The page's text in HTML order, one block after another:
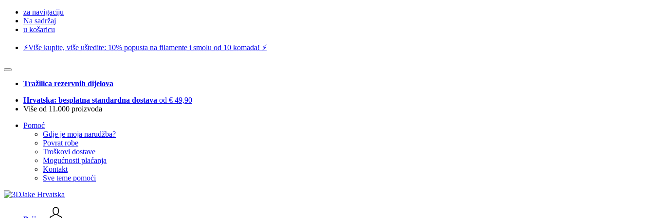
za navigaciju
Na sadržaj
u košaricu
⚡️Više kupite, više uštedite: 10% popusta na filamente i smolu od 10 komada! ⚡️
Tražilica rezervnih dijelova
Hrvatska: besplatna standardna dostava od € 49,90
Više od 11.000 proizvoda
Pomoć
Gdje je moja narudžba?
Povrat robe
Troškovi dostave
Mogućnosti plaćanja
Kontakt
Sve teme pomoći